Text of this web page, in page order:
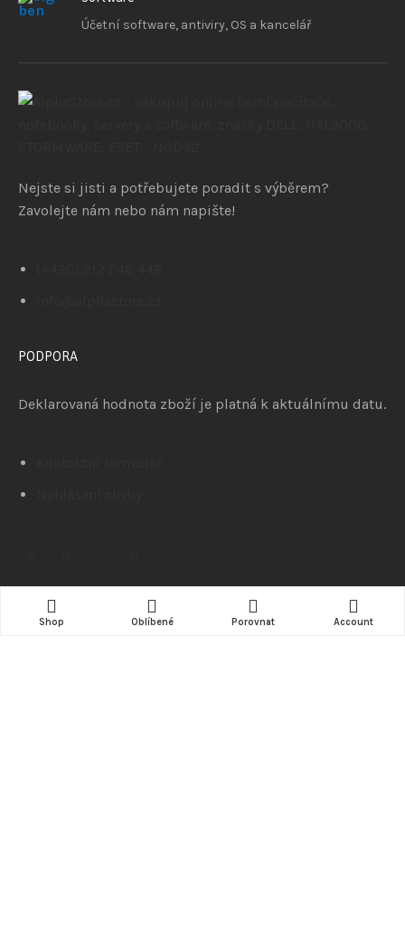
Účetní software, antiviry, OS a kancelář
Nejste si jisti a potřebujete poradit s výběrem?
Zavolejte nám nebo nám napište!
PODPORA
Deklarovaná hodnota zboží je platná k aktuálnímu datu.
NÁKUP
Shop Oblíbené Porovnat Account